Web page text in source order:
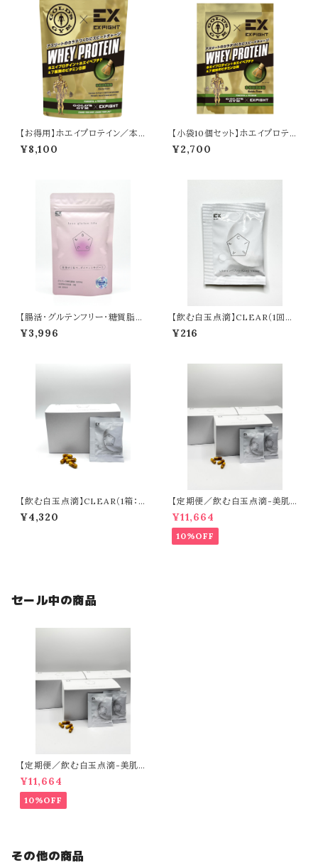
【お得用】ホエイプロテイン／本
格抹茶（720g）
¥8,100
【小袋10個セット】ホエイプロテイ
ン／本格抹茶（20g）
¥2,700
【腸活・グルテンフリー・糖質脂質
ケア】 BLOCK（90回分）※食後
に１粒
¥3,996
【飲む白玉点滴】CLEAR（1回
分）
¥216
【飲む白玉点滴】CLEAR（1箱：2
0袋入り）
¥4,320
【定期便／飲む白玉点滴-美肌
目的の方-】CLEAR（60日分）
¥11,664
10%OFF
セール中の商品
【定期便／飲む白玉点滴-美肌
目的の方-】CLEAR（60日分）
¥11,664
10%OFF
その他の商品